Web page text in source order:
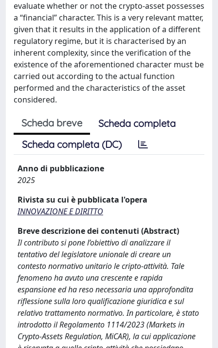
evaluate whether or not the crypto-asset possesses
a “financial” character. This is a very relevant matter,
given that it results in the application of a different
regulatory regime, but it is characterised by an
inherent complexity, since the verification of the
existence of the aforementioned character must be
carried out according to the actual function
performed and the characteristics of the asset
considered.
Scheda breve
Scheda completa
Scheda completa (DC)
Anno di pubblicazione
2025
Rivista su cui è pubblicata l'opera
INNOVAZIONE E DIRITTO
Breve descrizione dei contenuti (Abstract)
Il contributo si pone l’obiettivo di analizzare il
tentativo del legislatore unionale di creare un
contesto normativo unitario le cripto-attività. Tale
fenomeno ha avuto una crescente e rapida
espansione ed ha reso necessaria una approfondita
riflessione sulla loro qualificazione giuridica e sul
relativo trattamento normativo. In particolare, è stato
introdotto il Regolamento 1114/2023 (Markets in
Crypto-Assets Regulation, MiCAR), la cui applicazione